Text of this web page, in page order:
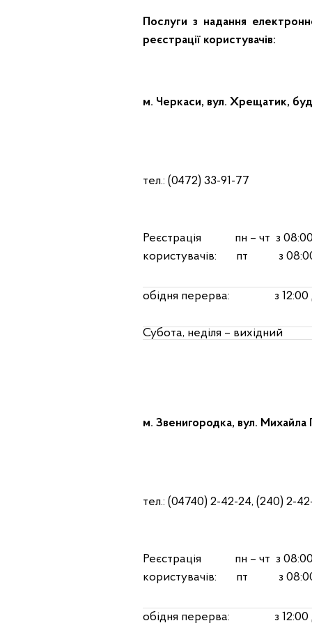
Послуги з надання
реєстрації користувачів:
м. Черкаси, вул. Хрещатик,
тел.: (0472) 33-91-77
Реєстрація пн – чт з 08:00
користувачів: пт з 08:00
обідня перерва: з 12:00
Субота, неділя – вихідний
м. Звенигородка, вул. Михайла
тел.: (04740) 2-42-24, (240) 2-
Реєстрація пн – чт з 08:00
користувачів: пт з 08:00
обідня перерва: з 12:00